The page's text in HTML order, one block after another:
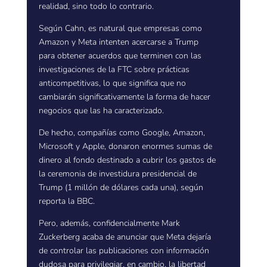
realidad, sino todo lo contrario.
Según Cahn, es natural que empresas como
Amazon y Meta intenten acercarse a Trump
para obtener acuerdos que terminen con las
investigaciones de la FTC sobre prácticas
anticompetitivas, lo que significa que no
cambiarán significativamente la forma de hacer
negocios que las ha caracterizado.
De hecho, compañías como Google, Amazon,
Microsoft y Apple, donaron enormes sumas de
dinero al fondo destinado a cubrir los gastos de
la ceremonia de investidura presidencial de
Trump (1 millón de dólares cada una), según
reporta la BBC.
Pero, además, confidencialmente Mark
Zuckerberg acaba de anunciar que Meta dejaría
de controlar las publicaciones con información
dudosa para privilegiar, en cambio, la libertad